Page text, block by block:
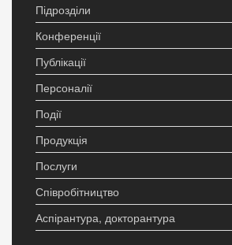
Підрозділи
Конференції
Публікації
Персоналії
Події
Продукція
Послуги
Співробітництво
Аспірантура, докторантура